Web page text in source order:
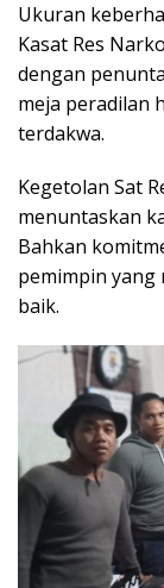
Ukuran
Kasat Res
dengan
meja peradilan
terdakwa.
Kegetolan Sat
menuntaskan
Bahkan
pemimpin yang
baik.